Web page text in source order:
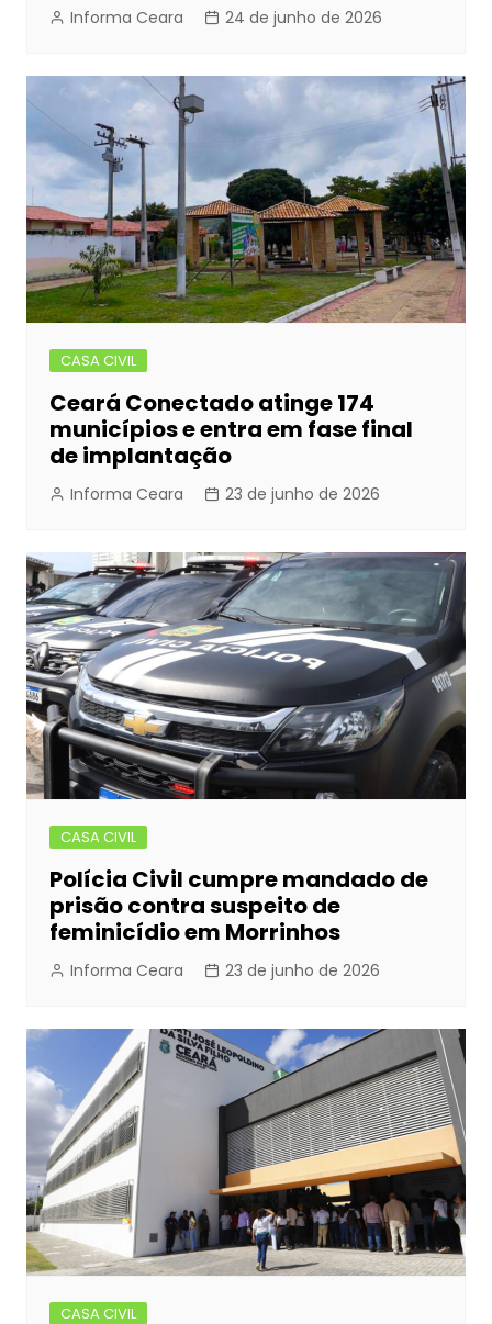
Informa Ceara 24 de junho de 2026
CASA CIVIL
Ceará Conectado atinge 174
municípios e entra em fase final
de implantação
Informa Ceara 23 de junho de 2026
CASA CIVIL
Polícia Civil cumpre mandado de
prisão contra suspeito de
feminicídio em Morrinhos
Informa Ceara 23 de junho de 2026
CASA CIVIL